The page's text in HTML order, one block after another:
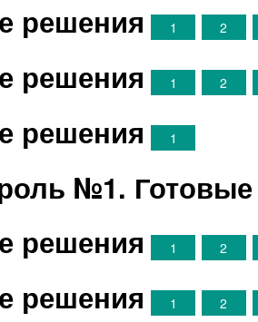
решения 1 2
решения 1 2
решения 1
№1.
решения 1 2
решения 1 2